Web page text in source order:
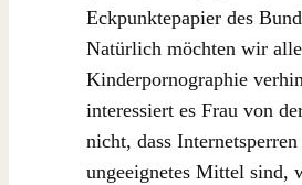
Eckpunktepapier des
Natürlich möchten wir alle
Kinderpornographie
interessiert es Frau von
nicht, dass
ungeeignetes Mittel sind,